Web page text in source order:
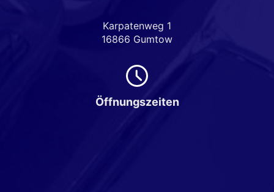
Karpatenweg 1
16866 Gumtow
Öffnungszeiten